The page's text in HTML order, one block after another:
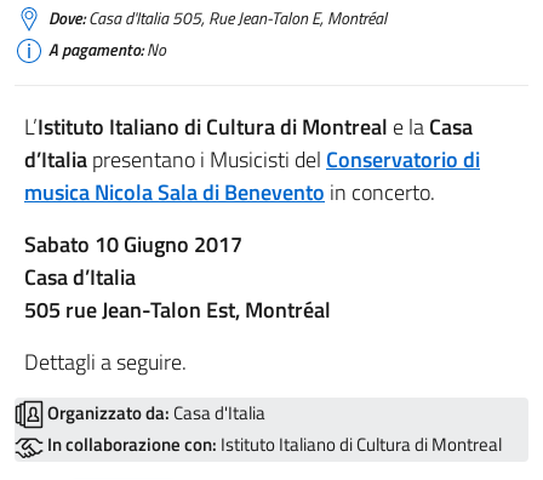
Dove:Casa d'Italia 505, Rue Jean-Talon E, Montréal
A pagamento:No
L’Istituto Italiano di Cultura di Montreal e laCasa
d’Italiapresentano i Musicisti del Conservatorio di
musica Nicola Sala di Benevento in concerto.
Sabato 10 Giugno 2017
Casa d’Italia
505 rue Jean-Talon Est, Montréal
Dettagli a seguire.
Organizzato da: Casa d'Italia
In collaborazione con: Istituto Italiano di Cultura di Montreal